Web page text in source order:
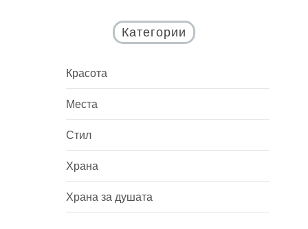
Категории
Красота
Места
Стил
Храна
Храна за душата